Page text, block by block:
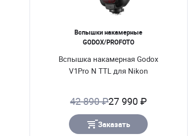
Вспышки накамерные
GODOX/PROFOTO
Вспышка накамерная Godox
V1Pro N TTL для Nikon
42 890 ₽27 990 ₽
Заказать